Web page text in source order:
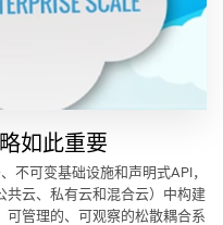
如此重要
可变基础设施和声明式API，
共云、私有云和混合云）中构建
管理的、可观察的松散耦合系